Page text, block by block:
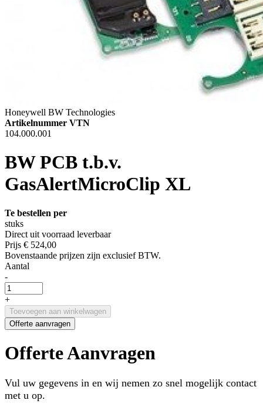
Honeywell BW Technologies
Artikelnummer VTN
104.000.001
BW PCB t.b.v.
GasAlertMicroClip XL
Te bestellen per
stuks
Direct uit voorraad leverbaar
Prijs € 524,00
Bovenstaande prijzen zijn exclusief BTW.
Aantal
-
+
Toevoegen aan winkelwagen
Offerte aanvragen
Offerte Aanvragen
Vul uw gegevens in en wij nemen zo snel mogelijk contact
met u op.